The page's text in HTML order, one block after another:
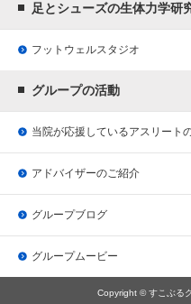
足とシューズの生体力学研
フットウェルスタジオ
グループの活動
当院が応援しているアスリート
アドバイザーのご紹介
グループブログ
グループムービー
Copyright © すこぶる